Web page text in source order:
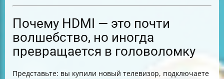
Таблица выбора кабеля и переходника
Почему HDMI — это почти
волшебство, но иногда
превращается в головоломку
Представьте: вы купили новый телевизор, подключаете